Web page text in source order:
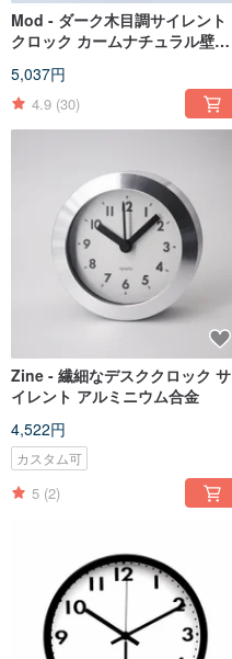
Mod - ダーク木目調サイレント
クロック カームナチュラル壁掛
5,037円
4.9 (30)
Zine - 繊細なデスククロック サ
イレント アルミニウム合金
4,522円
カスタム可
5 (2)